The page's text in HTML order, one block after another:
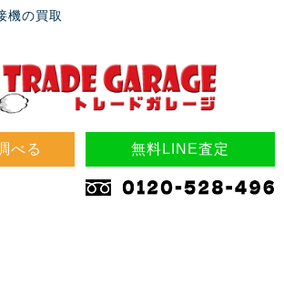
べる 無料LINE査定
機の買取